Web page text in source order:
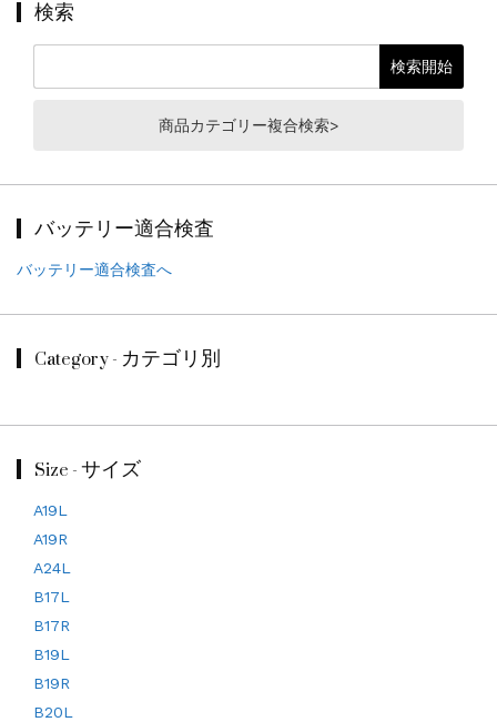
検索
商品カテゴリー複合検索>
バッテリー適合検査
バッテリー適合検査へ
Category - カテゴリ別
Size - サイズ
A19L
A19R
A24L
B17L
B17R
B19L
B19R
B20L